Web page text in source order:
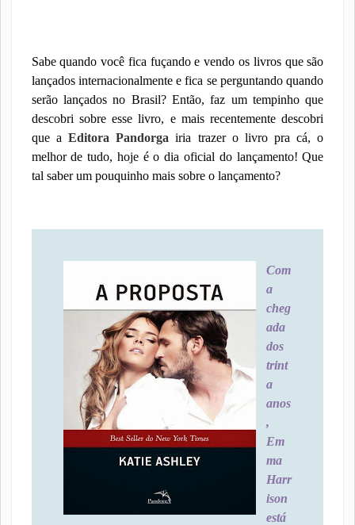
Sabe quando você fica fuçando e vendo os livros que são
lançados internacionalmente e fica se perguntando quando
serão lançados no Brasil? Então, faz um tempinho que
descobri sobre esse livro, e mais recentemente descobri
que a Editora Pandorga iria trazer o livro pra cá, o
melhor de tudo, hoje é o dia oficial do lançamento! Que
tal saber um pouquinho mais sobre o lançamento?
Com
a
cheg
ada
dos
trint
a
anos
,
Em
ma
Harr
ison
está